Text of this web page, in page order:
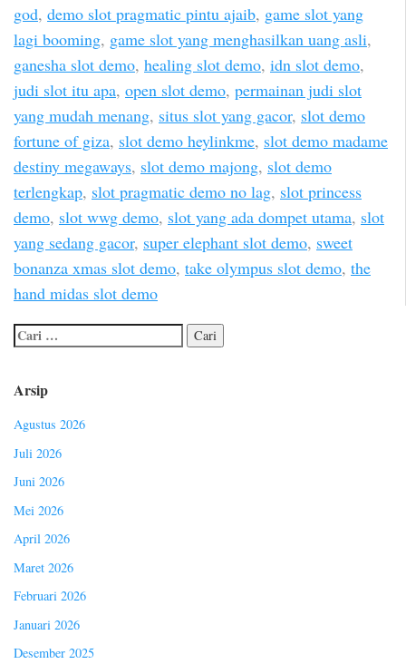
god, demo slot pragmatic pintu ajaib, game slot yang
lagi booming, game slot yang menghasilkan uang asli,
ganesha slot demo, healing slot demo, idn slot demo,
judi slot itu apa, open slot demo, permainan judi slot
yang mudah menang, situs slot yang gacor, slot demo
fortune of giza, slot demo heylinkme, slot demo madame
destiny megaways, slot demo majong, slot demo
terlengkap, slot pragmatic demo no lag, slot princess
demo, slot wwg demo, slot yang ada dompet utama, slot
yang sedang gacor, super elephant slot demo, sweet
bonanza xmas slot demo, take olympus slot demo, the
hand midas slot demo
Arsip
Agustus 2026
Juli 2026
Juni 2026
Mei 2026
April 2026
Maret 2026
Februari 2026
Januari 2026
Desember 2025